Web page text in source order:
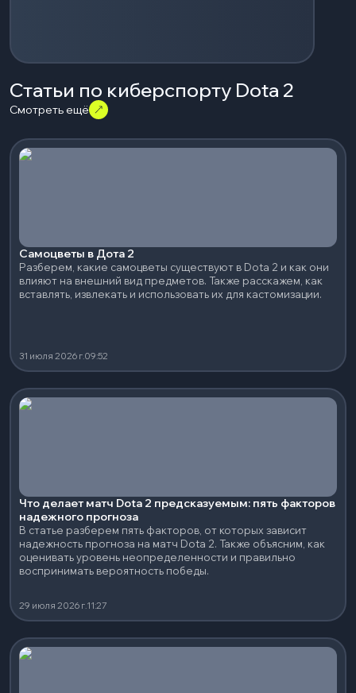
Статьи по киберспорту Dota 2
Смотреть ещё
Самоцветы в Дота 2
Разберем, какие самоцветы существуют в Dota 2 и как они
влияют на внешний вид предметов. Также расскажем, как
вставлять, извлекать и использовать их для кастомизации.
31 июля 2026 г.09:52
Что делает матч Dota 2 предсказуемым: пять факторов
надежного прогноза
В статье разберем пять факторов, от которых зависит
надежность прогноза на матч Dota 2. Также объясним, как
оценивать уровень неопределенности и правильно
воспринимать вероятность победы.
29 июля 2026 г.11:27